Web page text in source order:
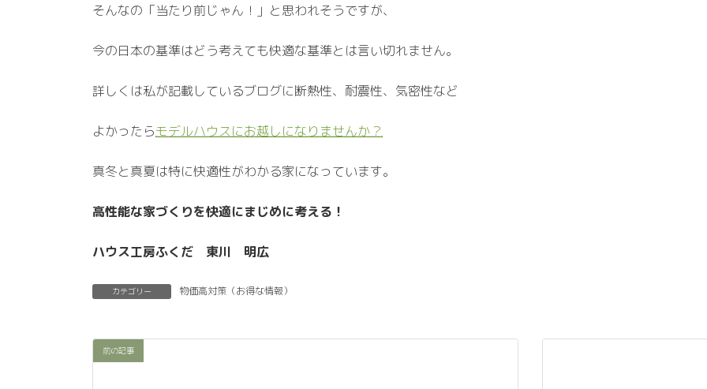
そんなの「当たり前じゃん！」と思われそうですが、
今の日本の基準はどう考えても快適な基準とは言い切れません。
詳しくは私が記載しているブログに断熱性、耐震性、気密性など
よかったらモデルハウスにお越しになりませんか？
真冬と真夏は特に快適性がわかる家になっています。
高性能な家づくりを快適にまじめに考える！
ハウス工房ふくだ 東川 明広
カテゴリー 物価高対策（お得な情報）
前の記事